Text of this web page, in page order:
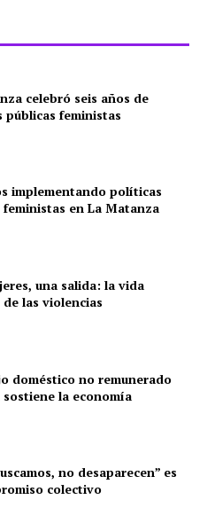
celebró seis años de
públicas feministas
implementando políticas
feministas en La Matanza
una salida: la vida
de las violencias
doméstico no remunerado
la economía
no desaparecen” es
colectivo